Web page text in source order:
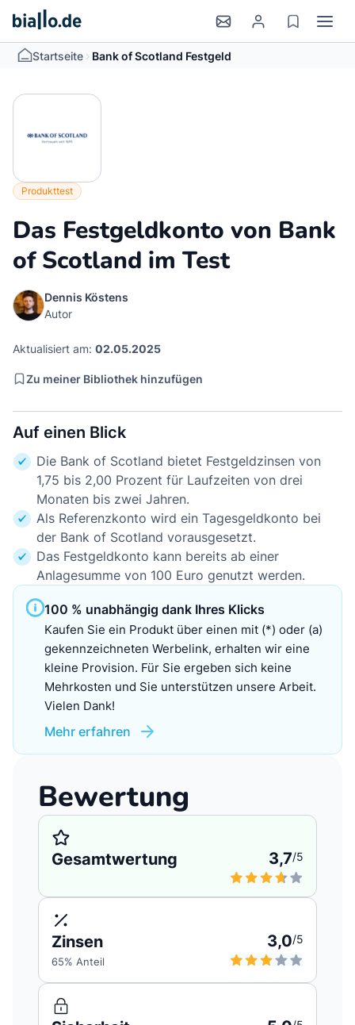
Startseite > Bank of Scotland Festgeld
Produkttest
Das Festgeldkonto von Bank
of Scotland im Test
Dennis Köstens
Autor
Aktualisiert am: 02.05.2025
Zu meiner Bibliothek hinzufügen
Auf einen Blick
Die Bank of Scotland bietet Festgeldzinsen von
1,75 bis 2,00 Prozent für Laufzeiten von drei
Monaten bis zwei Jahren.
Als Referenzkonto wird ein Tagesgeldkonto bei
der Bank of Scotland vorausgesetzt.
Das Festgeldkonto kann bereits ab einer
Anlagesumme von 100 Euro genutzt werden.
100 % unabhängig dank Ihres Klicks
Kaufen Sie ein Produkt über einen mit (*) oder (a)
gekennzeichneten Werbelink, erhalten wir eine
kleine Provision. Für Sie ergeben sich keine
Mehrkosten und Sie unterstützen unsere Arbeit.
Vielen Dank!
Mehr erfahren
Bewertung
Gesamtwertung 3,7/5
Zinsen 3,0/5
65% Anteil